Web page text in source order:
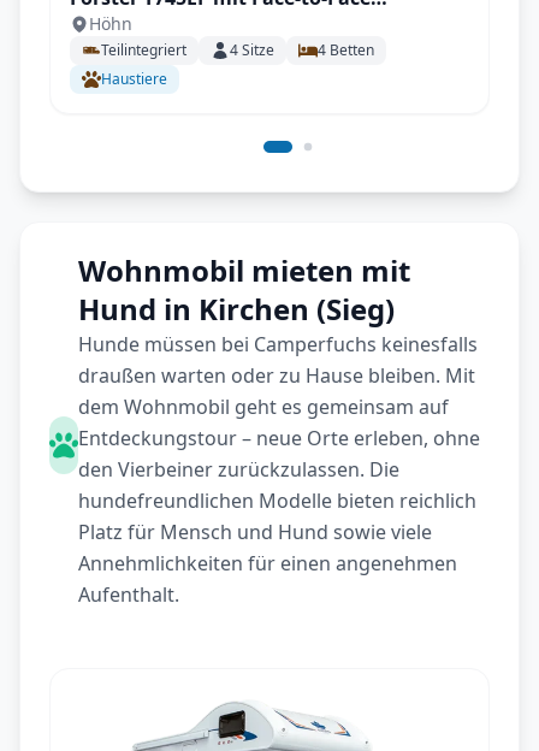
Sitzgruppe und Einzelbetten
Höhn
Teilintegriert 4Sitze 4 Betten
Haustiere
Wohnmobil mieten mit
Hund in Kirchen (Sieg)
Hunde müssen bei Camperfuchs keinesfalls
draußen warten oder zu Hause bleiben. Mit
dem Wohnmobil geht es gemeinsam auf
Entdeckungstour – neue Orte erleben, ohne
den Vierbeiner zurückzulassen. Die
hundefreundlichen Modelle bieten reichlich
Platz für Mensch und Hund sowie viele
Annehmlichkeiten für einen angenehmen
Aufenthalt.